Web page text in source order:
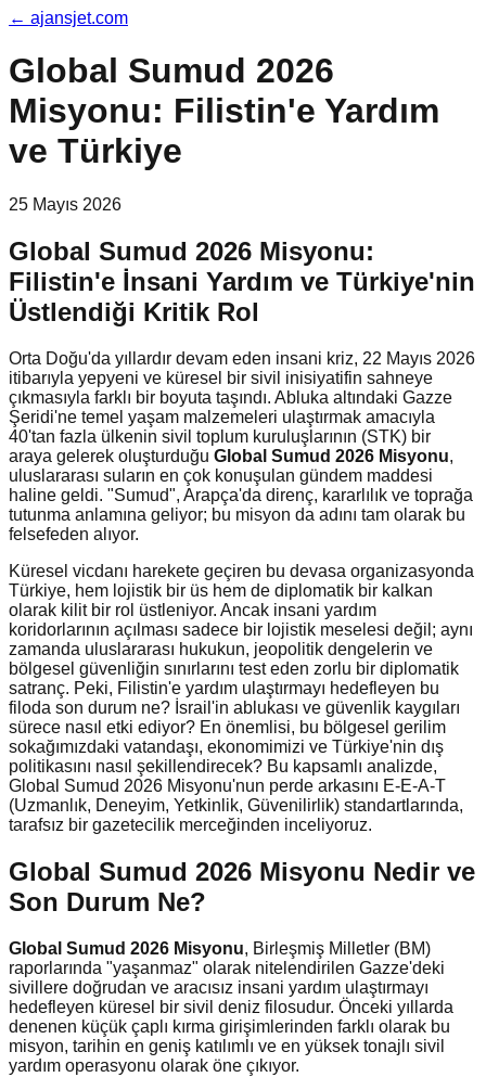
← ajansjet.com
Global Sumud 2026
Misyonu: Filistin'e Yardım
ve Türkiye
25 Mayıs 2026
Global Sumud 2026 Misyonu:
Filistin'e İnsani Yardım ve Türkiye'nin
Üstlendiği Kritik Rol
Orta Doğu'da yıllardır devam eden insani kriz, 22 Mayıs 2026
itibarıyla yepyeni ve küresel bir sivil inisiyatifin sahneye
çıkmasıyla farklı bir boyuta taşındı. Abluka altındaki Gazze
Şeridi'ne temel yaşam malzemeleri ulaştırmak amacıyla
40'tan fazla ülkenin sivil toplum kuruluşlarının (STK) bir
araya gelerek oluşturduğu Global Sumud 2026 Misyonu,
uluslararası suların en çok konuşulan gündem maddesi
haline geldi. "Sumud", Arapça'da direnç, kararlılık ve toprağa
tutunma anlamına geliyor; bu misyon da adını tam olarak bu
felsefeden alıyor.
Küresel vicdanı harekete geçiren bu devasa organizasyonda
Türkiye, hem lojistik bir üs hem de diplomatik bir kalkan
olarak kilit bir rol üstleniyor. Ancak insani yardım
koridorlarının açılması sadece bir lojistik meselesi değil; aynı
zamanda uluslararası hukukun, jeopolitik dengelerin ve
bölgesel güvenliğin sınırlarını test eden zorlu bir diplomatik
satranç. Peki, Filistin'e yardım ulaştırmayı hedefleyen bu
filoda son durum ne? İsrail'in ablukası ve güvenlik kaygıları
sürece nasıl etki ediyor? En önemlisi, bu bölgesel gerilim
sokağımızdaki vatandaşı, ekonomimizi ve Türkiye'nin dış
politikasını nasıl şekillendirecek? Bu kapsamlı analizde,
Global Sumud 2026 Misyonu'nun perde arkasını E-E-A-T
(Uzmanlık, Deneyim, Yetkinlik, Güvenilirlik) standartlarında,
tarafsız bir gazetecilik merceğinden inceliyoruz.
Global Sumud 2026 Misyonu Nedir ve
Son Durum Ne?
Global Sumud 2026 Misyonu, Birleşmiş Milletler (BM)
raporlarında "yaşanmaz" olarak nitelendirilen Gazze'deki
sivillere doğrudan ve aracısız insani yardım ulaştırmayı
hedefleyen küresel bir sivil deniz filosudur. Önceki yıllarda
denenen küçük çaplı kırma girişimlerinden farklı olarak bu
misyon, tarihin en geniş katılımlı ve en yüksek tonajlı sivil
yardım operasyonu olarak öne çıkıyor.